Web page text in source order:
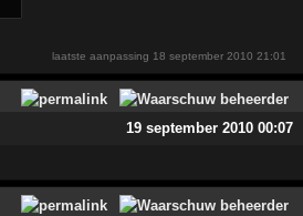
laatste aanpassing 18 september 2010 21:01
19 september 2010 00:07